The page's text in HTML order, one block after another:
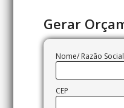
Gerar
Nome/ Razão Social
CEP